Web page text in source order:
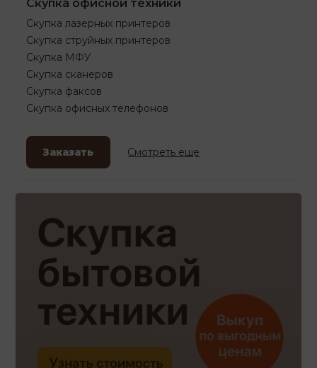
Скупка офисной техники
Скупка лазерных принтеров
Скупка струйных принтеров
Скупка МФУ
Скупка сканеров
Скупка факсов
Скупка офисных телефонов
Заказать Смотреть еще